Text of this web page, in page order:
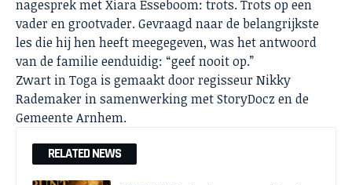
nagesprek met Xiara Esseboom: trots. Trots op een
vader en grootvader. Gevraagd naar de belangrijkste
les die hij hen heeft meegegeven, was het antwoord
van de familie eenduidig: “geef nooit op.”
Zwart in Toga is gemaakt door regisseur Nikky
Rademaker in samenwerking met StoryDocz en de
Gemeente Arnhem.
RELATED NEWS